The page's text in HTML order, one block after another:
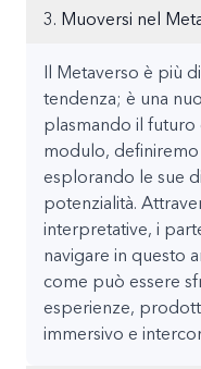
3. Muoversi nel
Il Metaverso è più
tendenza; è una
plasmando il futuro
modulo, definiremo
esplorando le sue
potenzialità.
interpretative, i
navigare in questo
come può essere
esperienze,
immersivo e